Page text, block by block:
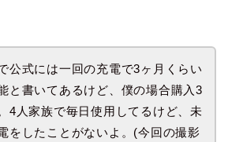
公式には一回の充電で3ヶ月くらい
と書いてあるけど、僕の場合購入3
4人家族で毎日使用してるけど、未
をしたことがないよ。(今回の撮影